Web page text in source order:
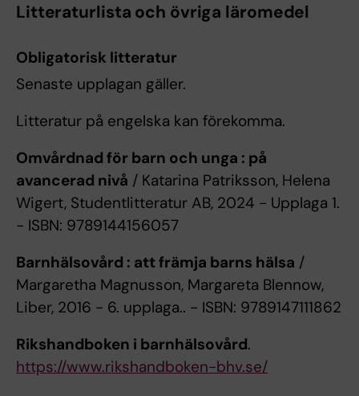
Litteraturlista och övriga läromedel
Obligatorisk litteratur
Senaste upplagan gäller.
Litteratur på engelska kan förekomma.
Omvårdnad för barn och unga : på
avancerad nivå / Katarina Patriksson, Helena
Wigert, Studentlitteratur AB, 2024 - Upplaga 1.
- ISBN: 9789144156057
Barnhälsovård : att främja barns hälsa /
Margaretha Magnusson, Margareta Blennow,
Liber, 2016 - 6. upplaga.. - ISBN: 9789147111862
Rikshandboken i barnhälsovård.
https://www.rikshandboken-bhv.se/